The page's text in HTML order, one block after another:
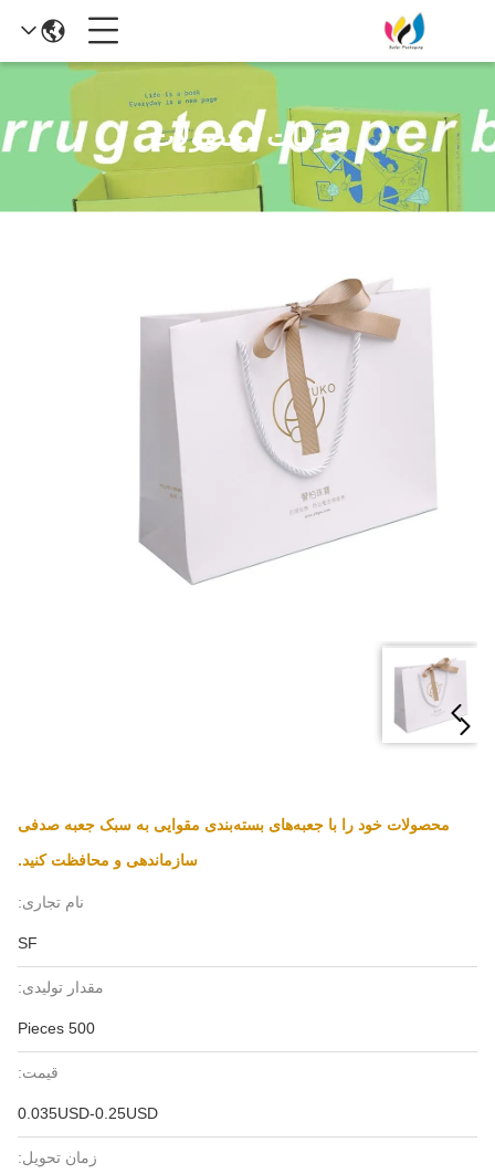
جزئیات محصولات
محصولات خود را با جعبه‌های بسته‌بندی مقوایی به سبک جعبه صدفی
سازماندهی و محافظت کنید.
نام تجاری:
SF
مقدار تولیدی:
500 Pieces
قیمت:
0.035USD-0.25USD
زمان تحویل: